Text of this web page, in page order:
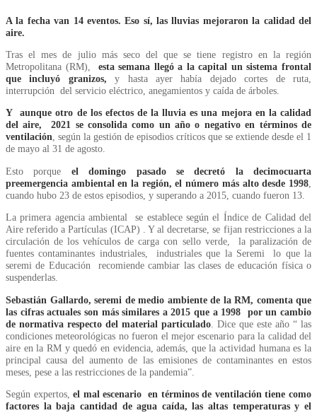
A la fecha van 14 eventos. Eso sí, las lluvias mejoraron la calidad del
aire.
Tras el mes de julio más seco del que se tiene registro en la región
Metropolitana (RM),
esta semana llegó a la capital un sistema frontal
que incluyó granizos, y hasta ayer había dejado cortes de ruta,
interrupción del servicio eléctrico, anegamientos y caída de árboles.
Y aunque otro de los efectos de la lluvia es una mejora en la calidad
del aire, 2021 se consolida como un año o negativo en términos de
ventilación, según la gestión de episodios críticos que se extiende desde el 1
de mayo al 31 de agosto.
Esto porque el domingo pasado se decretó la decimocuarta
preemergencia ambiental en la región, el número más alto desde 1998
cuando hubo 23 de estos episodios, y superando a 2015, cuando fueron 13.
La primera agencia ambiental se establece según el Índice de Calidad del
Aire referido a Partículas (ICAP) . Y al decretarse, se fijan restricciones a la
circulación de los vehículos de carga con sello verde, la paralización de
fuentes contaminantes industriales, industriales que la Seremi lo que la
seremi de Educación recomiende cambiar las clases de educación física o
suspenderlas.
Sebastián Gallardo, seremi de medio ambiente de la RM, comenta que
las cifras actuales son más similares a 2015 que a 1998 por un cambio
de normativa respecto del material particulado . Dice que este año “ las
condiciones meteorológicas no fueron el mejor escenario para la calidad del
aire en la RM y quedó en evidencia, además, que la actividad humana es la
principal causa del aumento de las emisiones de contaminantes en estos
meses, pese a las restricciones de la pandemia”.
Según expertos,el mal escenario en términos de ventilación tiene como
factores la baja cantidad de agua caída, las altas temperaturas y el